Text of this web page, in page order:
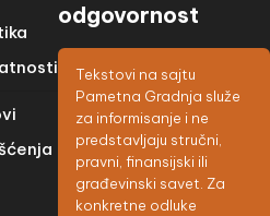
odgovornost
Tekstovi na sajtu
Pametna Gradnja služe
za informisanje i ne
predstavljaju stručni,
pravni, finansijski ili
građevinski savet. Za
konkretne odluke